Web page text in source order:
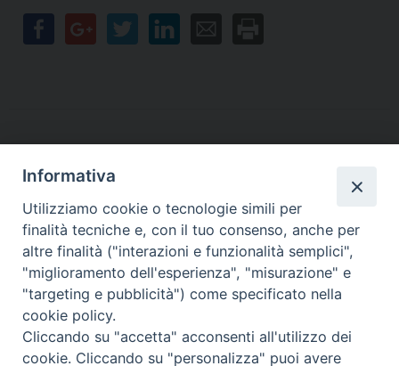
Contatti
Sede Legale
Vico Sant’Anna 1 – 80053 Castellammare di Stabia (NA)
Sede Operativa
Via San Bartolomeo 72 – 80053 Castellammare di Stabia (NA)
* Tel. 081.870.17.02
* Cell. 331.50.59.943
* Fax 081.39.01.803
Informativa
Utilizziamo cookie o tecnologie simili per
finalità tecniche e, con il tuo consenso, anche per
altre finalità ("interazioni e funzionalità semplici",
"miglioramento dell'esperienza", "misurazione" e
"targeting e pubblicità") come specificato nella
cookie policy.
Cliccando su "accetta" acconsenti all'utilizzo dei
cookie. Cliccando su "personalizza" puoi avere